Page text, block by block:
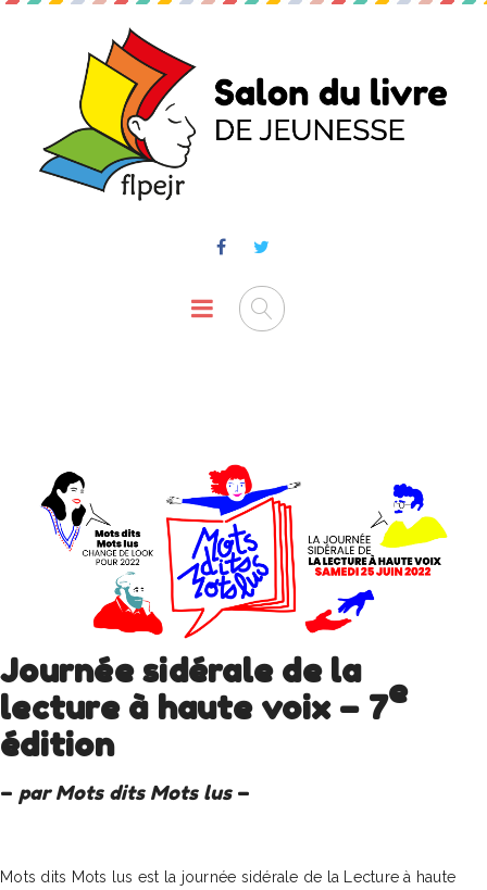
Journée sidérale de la
lecture à haute voix – 7e
édition
– par Mots dits Mots lus –
Mots dits Mots lus est la journée sidérale de la Lecture à haute